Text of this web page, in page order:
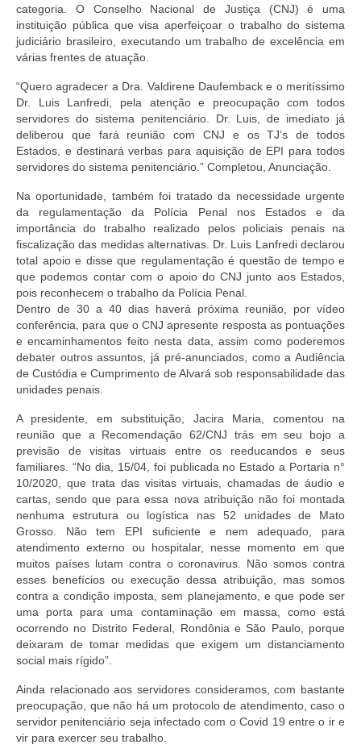
Regimento interno do Sindsppen
categoria. O Conselho Nacional de Justiça (CNJ) é uma
instituição pública que visa aperfeiçoar o trabalho do sistema
judiciário brasileiro, executando um trabalho de excelência em
várias frentes de atuação.
“Quero agradecer a Dra. Valdirene Daufemback e o meritíssimo
Dr. Luis Lanfredi, pela atenção e preocupação com todos
servidores do sistema penitenciário. Dr. Luis, de imediato já
deliberou que fará reunião com CNJ e os TJ’s de todos
Estados, e destinará verbas para aquisição de EPI para todos
servidores do sistema penitenciário.” Completou, Anunciação.
Na oportunidade, também foi tratado da necessidade urgente
da regulamentação da Polícia Penal nos Estados e da
importância do trabalho realizado pelos policiais penais na
fiscalização das medidas alternativas. Dr. Luis Lanfredi declarou
total apoio e disse que regulamentação é questão de tempo e
que podemos contar com o apoio do CNJ junto aos Estados,
pois reconhecem o trabalho da Polícia Penal.
Dentro de 30 a 40 dias haverá próxima reunião, por vídeo
conferência, para que o CNJ apresente resposta as pontuações
e encaminhamentos feito nesta data, assim como poderemos
debater outros assuntos, já pré-anunciados, como a Audiência
de Custódia e Cumprimento de Alvará sob responsabilidade das
unidades penais.
A presidente, em substituição, Jacira Maria, comentou na
reunião que a Recomendação 62/CNJ trás em seu bojo a
previsão de visitas virtuais entre os reeducandos e seus
familiares. “No dia, 15/04, foi publicada no Estado a Portaria n°
10/2020, que trata das visitas virtuais, chamadas de áudio e
cartas, sendo que para essa nova atribuição não foi montada
nenhuma estrutura ou logística nas 52 unidades de Mato
Grosso. Não tem EPI suficiente e nem adequado, para
atendimento externo ou hospitalar, nesse momento em que
muitos países lutam contra o coronavirus. Não somos contra
esses benefícios ou execução dessa atribuição, mas somos
contra a condição imposta, sem planejamento, e que pode ser
uma porta para uma contaminação em massa, como está
ocorrendo no Distrito Federal, Rondônia e São Paulo, porque
deixaram de tomar medidas que exigem um distanciamento
social mais rígido”.
Ainda relacionado aos servidores consideramos, com bastante
preocupação, que não há um protocolo de atendimento, caso o
servidor penitenciário seja infectado com o Covid 19 entre o ir e
vir para exercer seu trabalho.